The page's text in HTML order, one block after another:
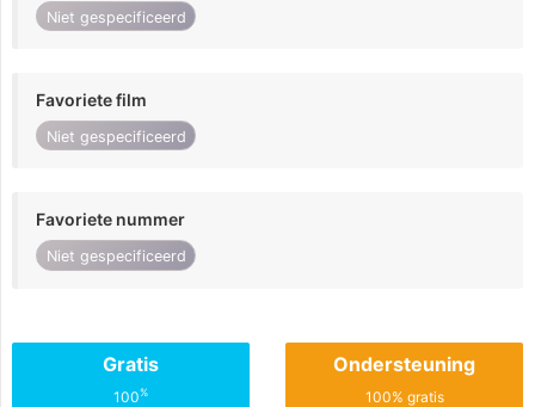
Niet gespecificeerd
Favoriete film
Niet gespecificeerd
Favoriete nummer
Niet gespecificeerd
Gratis
100%
Ondersteuning
100% gratis